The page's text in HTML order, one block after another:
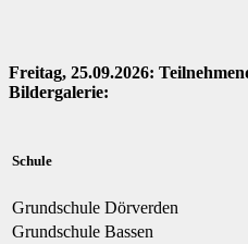
Freitag, 25.09.2026:
Bildergalerie:
Schule
Grundschule Dörverden
Grundschule Bassen